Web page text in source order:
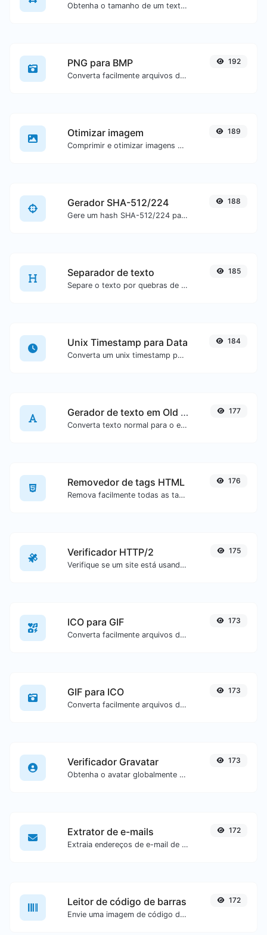
Obtenha o tamanho de um texto em Bytes (B), Kilobytes (KB) ou Megabytes (MB).
PNG para BMP
Converta facilmente arquivos de imagem PNG para BMP.
192
Otimizar imagem
Comprimir e otimizar imagens para um tamanho menor, mas mantendo alta qualidade.
189
Gerador SHA-512/224
Gere um hash SHA-512/224 para qualquer entrada de texto.
188
Separador de texto
Separe o texto por quebras de linha, vírgulas, pontos...etc.
185
Unix Timestamp para Data
Converta um unix timestamp para UTC e sua data local.
184
Gerador de texto em Old English
Converta texto normal para o estilo de fonte Old English.
177
Removedor de tags HTML
Remova facilmente todas as tags HTML de um bloco de texto.
176
Verificador HTTP/2
Verifique se um site está usando o novo protocolo HTTP/2 ou não.
175
ICO para GIF
Converta facilmente arquivos de imagem ICO para GIF.
173
GIF para ICO
Converta facilmente arquivos de imagem GIF para ICO.
173
Verificador Gravatar
Obtenha o avatar globalmente reconhecido do gravatar.com para qualquer e-mail.
173
Extrator de e-mails
Extraia endereços de e-mail de qualquer tipo de conteúdo textual.
172
Leitor de código de barras
Envie uma imagem de código de barras e extraia os dados contidos nela.
172